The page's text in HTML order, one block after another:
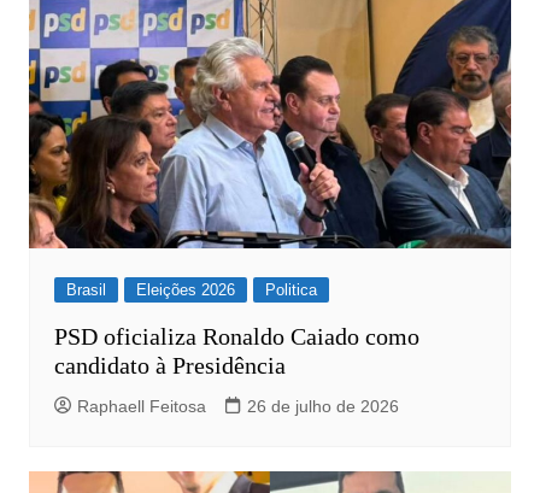
Brasil Eleições 2026 Politica
PSD oficializa Ronaldo Caiado como
candidato à Presidência
Raphaell Feitosa 26 de julho de 2026